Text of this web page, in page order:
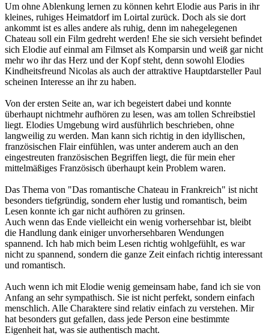
Um ohne Ablenkung lernen zu können kehrt Elodie aus Paris in ihr
kleines, ruhiges Heimatdorf im Loirtal zurück. Doch als sie dort
ankommt ist es alles andere als ruhig, denn im nahegelegenen
Chateau soll ein Film gedreht werden! Ehe sie sich versieht befindet
sich Elodie auf einmal am Filmset als Komparsin und weiß gar nicht
mehr wo ihr das Herz und der Kopf steht, denn sowohl Elodies
Kindheitsfreund Nicolas als auch der attraktive Hauptdarsteller Paul
scheinen Interesse an ihr zu haben.
Von der ersten Seite an, war ich begeistert dabei und konnte
überhaupt nichtmehr aufhören zu lesen, was am tollen Schreibstiel
liegt. Elodies Umgebung wird ausführlich beschrieben, ohne
langweilig zu werden. Man kann sich richtig in den idyllischen,
französischen Flair einfühlen, was unter anderem auch an den
eingestreuten französischen Begriffen liegt, die für mein eher
mittelmäßiges Französisch überhaupt kein Problem waren.
Das Thema von "Das romantische Chateau in Frankreich" ist nicht
besonders tiefgründig, sondern eher lustig und romantisch, beim
Lesen konnte ich gar nicht aufhören zu grinsen.
Auch wenn das Ende vielleicht ein wenig vorhersehbar ist, bleibt
die Handlung dank einiger unvorhersehbaren Wendungen
spannend. Ich hab mich beim Lesen richtig wohlgefühlt, es war
nicht zu spannend, sondern die ganze Zeit einfach richtig interessant
und romantisch.
Auch wenn ich mit Elodie wenig gemeinsam habe, fand ich sie von
Anfang an sehr sympathisch. Sie ist nicht perfekt, sondern einfach
menschlich. Alle Charaktere sind relativ einfach zu verstehen. Mir
hat besonders gut gefallen, dass jede Person eine bestimmte
Eigenheit hat, was sie authentisch macht.